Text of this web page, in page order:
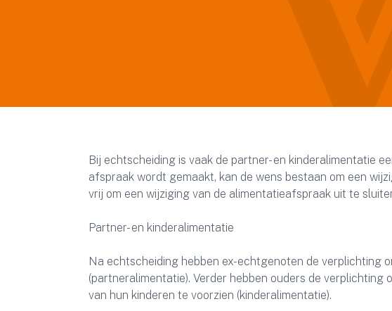
Bij echtscheiding is vaak de partner- en kinderalimentatie
afspraak wordt gemaakt, kan de wens bestaan om een
vrij om een wijziging van de alimentatieafspraak uit te
Partner- en kinderalimentatie
Na echtscheiding hebben ex-echtgenoten de verplichting
(partneralimentatie). Verder hebben ouders de verplichting
van hun kinderen te voorzien (kinderalimentatie).